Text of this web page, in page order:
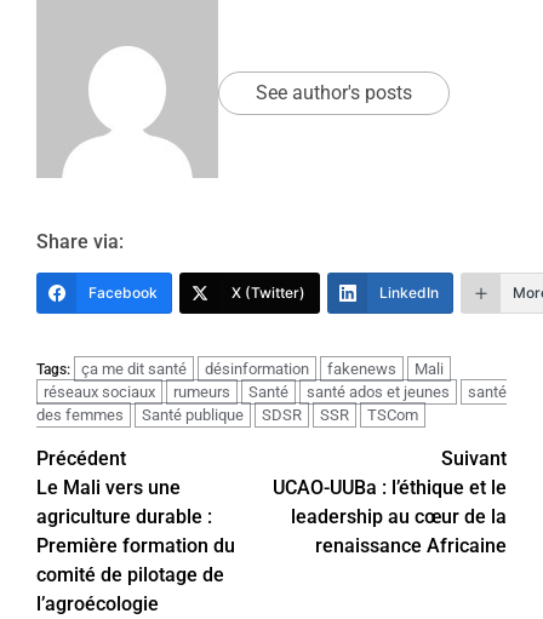
See author's posts
Share via:
Facebook X (Twitter) LinkedIn
Tags: ça me dit santé désinformation fakenews
Mali
réseaux sociaux
rumeurs Santé santé ados et jeunes
santé
des femmes
Santé publique SDSR SSR TSCom
Précédent
Le Mali vers une
agriculture durable :
Première formation du
comité de pilotage de
l’agroécologie
Suivant
UCAO-UUBa : l’éthique et le
leadership au cœur de la
renaissance Africaine